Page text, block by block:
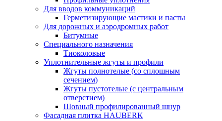
Для вводов коммуникаций
Герметизирующие мастики и пасты
Для дорожных и аэродромных работ
Битумные
Специального назначения
Тиоколовые
Уплотнительные жгуты и профили
Жгуты полнотелые (со сплошным
сечением)
Жгуты пустотелые (с центральным
отверстием)
Шовный профилированный шнур
Фасадная плитка HAUBERK